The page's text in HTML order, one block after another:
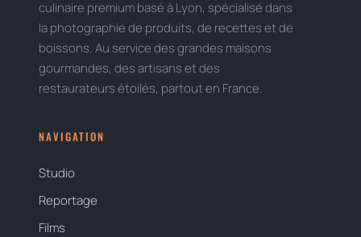
culinaire premium basé à Lyon, spécialisé dans
la photographie de produits, de recettes et de
boissons. Au service des grandes maisons
gourmandes, des artisans et des
restaurateurs étoilés, partout en France.
NAVIGATION
Studio
Reportage
Films